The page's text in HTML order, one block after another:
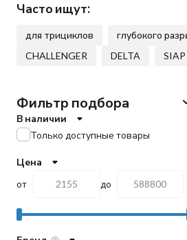
Часто ищут:
для трициклов глубокого
CHALLENGER
DELTA SIAP
Фильтр подбора
В наличии
Только доступные товары
Цена
от
до